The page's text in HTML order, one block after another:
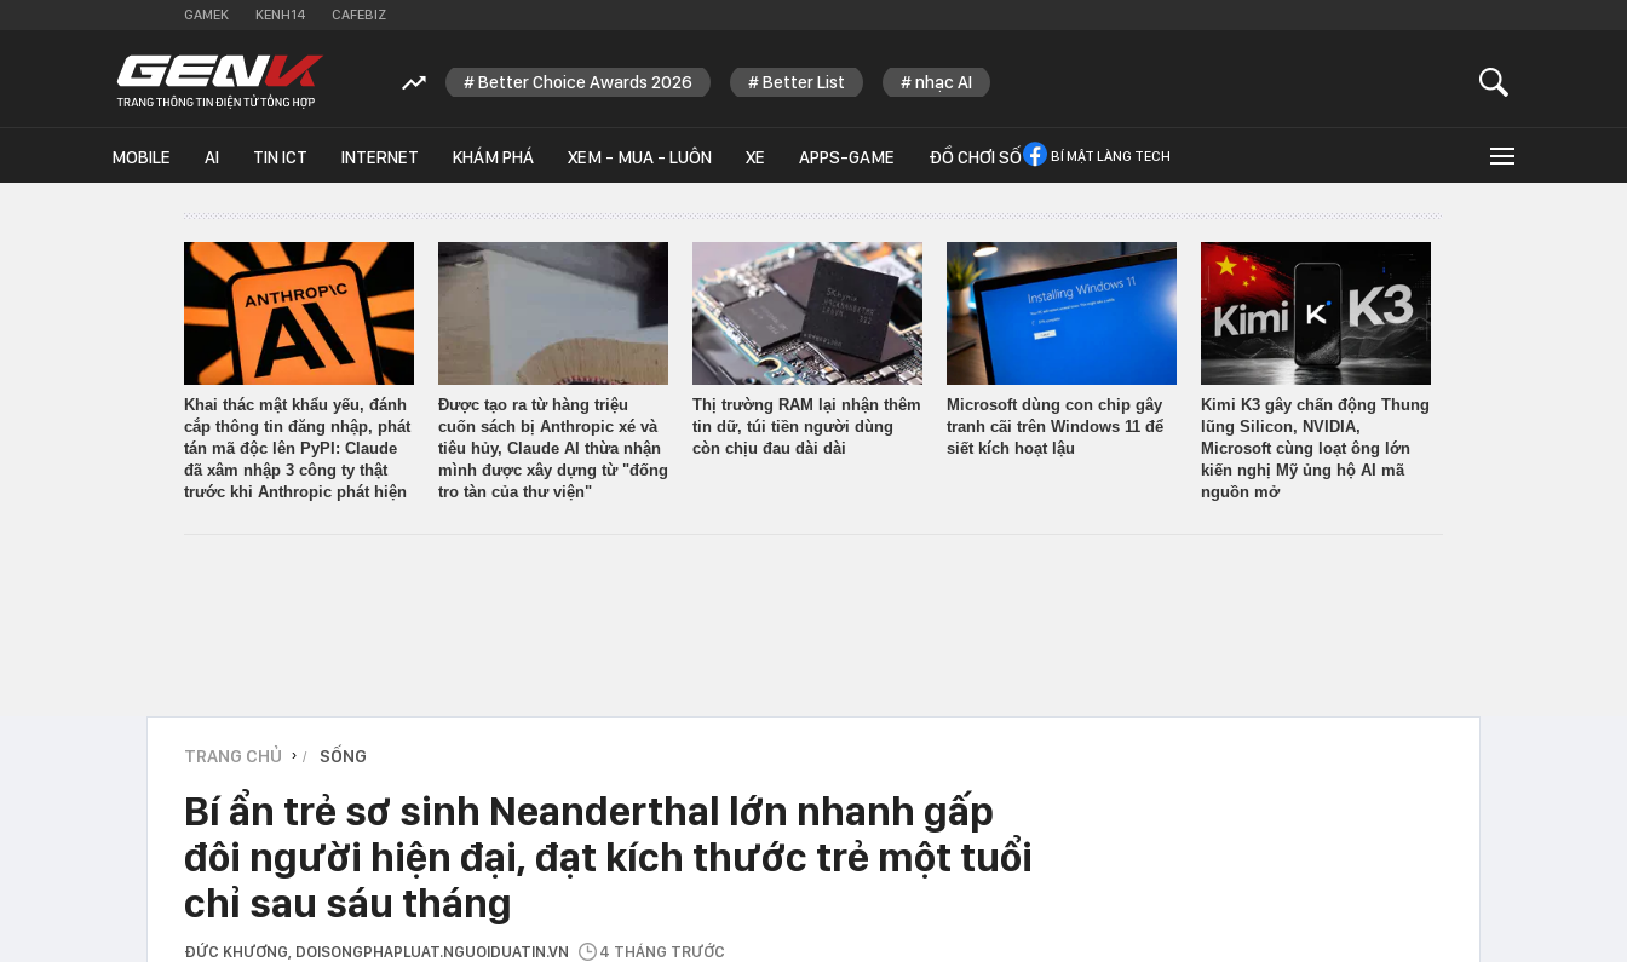
GAMEK KENH14 CAFEBIZ
Better Choice Awards 2026 Better List nhạc AI
MOBILE AI TIN ICT INTERNET KHÁM PHÁ XEM - MUA - LUÔN XE APPS-GAME ĐỒ CHƠI SỐ BÍ MẬT LÀNG TECH
Khai thác mật khẩu yếu, đánh
cắp thông tin đăng nhập, phát
tán mã độc lên PyPI: Claude
đã xâm nhập 3 công ty thật
trước khi Anthropic phát hiện
Được tạo ra từ hàng triệu
cuốn sách bị Anthropic xé và
tiêu hủy, Claude AI thừa nhận
mình được xây dựng từ "đống
tro tàn của thư viện"
Thị trường RAM lại nhận thêm
tin dữ, túi tiền người dùng
còn chịu đau dài dài
Microsoft dùng con chip gây
tranh cãi trên Windows 11 để
siết kích hoạt lậu
Kimi K3 gây chấn động Thung
lũng Silicon, NVIDIA,
Microsoft cùng loạt ông lớn
kiến nghị Mỹ ủng hộ AI mã
nguồn mở
TRANG CHỦ › SỐNG
Bí ẩn trẻ sơ sinh Neanderthal lớn nhanh gấp
đôi người hiện đại, đạt kích thước trẻ một tuổi
chỉ sau sáu tháng
ĐỨC KHƯƠNG , DOISONGPHAPLUAT.NGUOIDUATIN.VN 4 THÁNG TRƯỚC